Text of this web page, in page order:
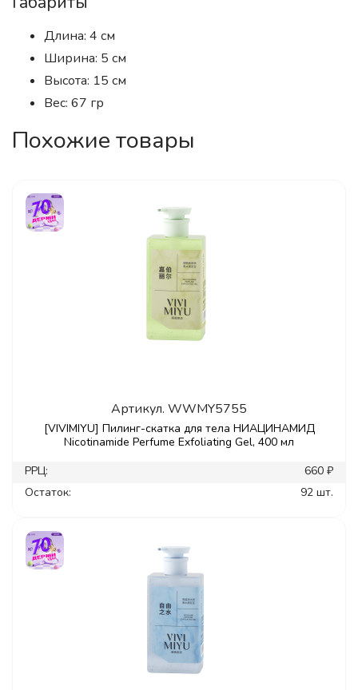
Длина: 4 см
Ширина: 5 см
Высота: 15 см
Вес: 67 гр
Похожие товары
Артикул. WWMY5755
[VIVIMIYU] Пилинг-скатка для тела НИАЦИНАМИД
Nicotinamide Perfume Exfoliating Gel, 400 мл
РРЦ:
660 ₽
Остаток:
92 шт.